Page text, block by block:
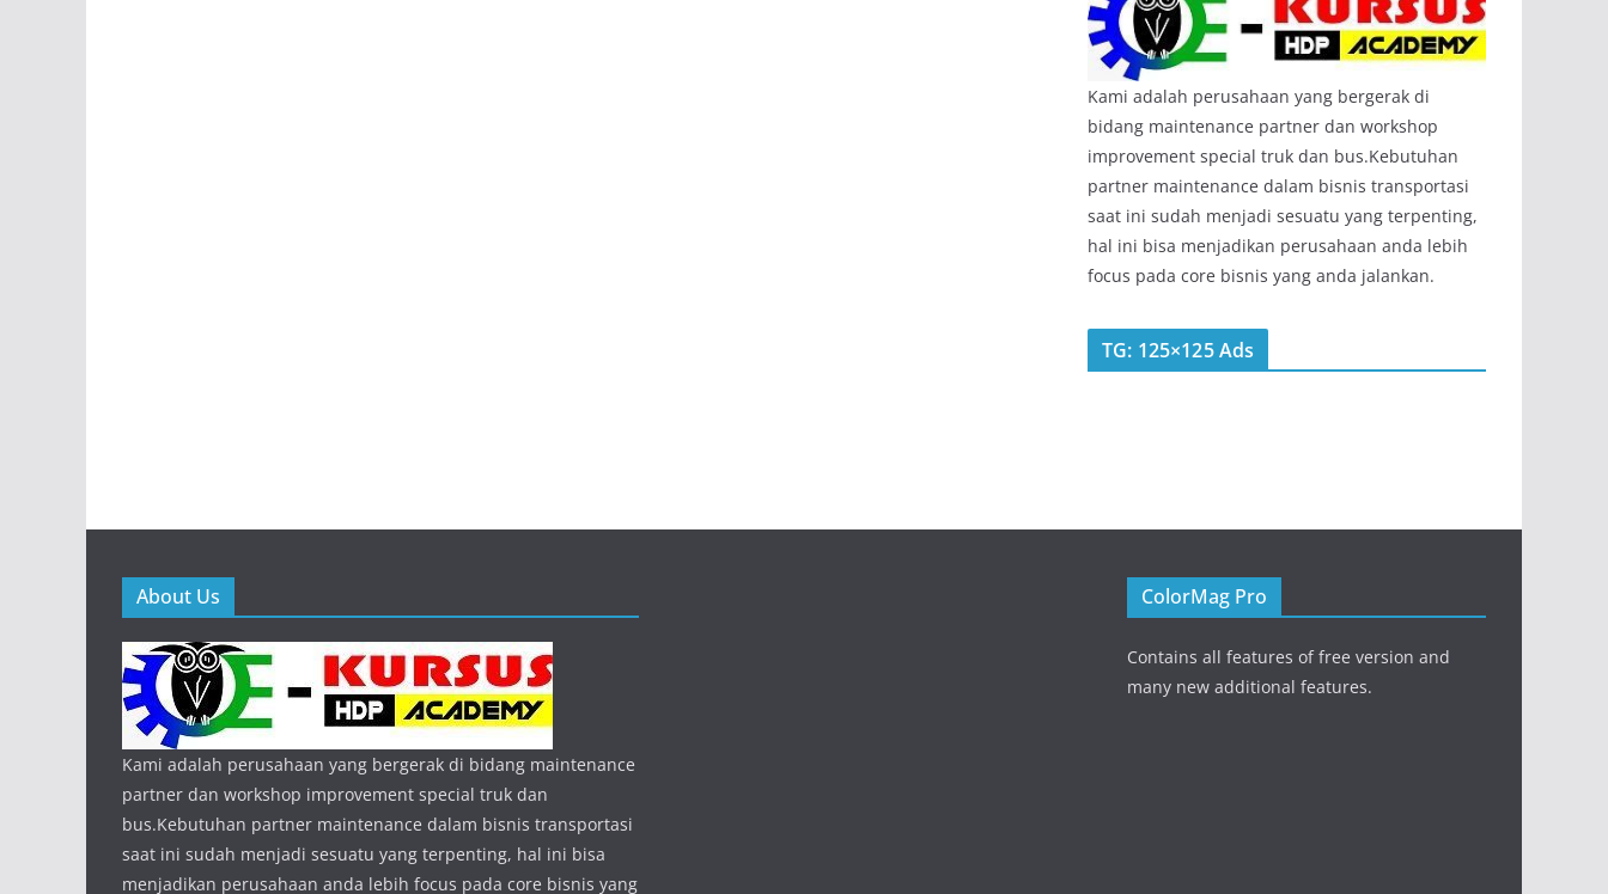
Kami adalah perusahaan yang bergerak di
bidang maintenance partner dan workshop
improvement special truk dan bus.Kebutuhan
partner maintenance dalam bisnis transportasi
saat ini sudah menjadi sesuatu yang terpenting,
hal ini bisa menjadikan perusahaan anda lebih
focus pada core bisnis yang anda jalankan.
TG: 125×125 Ads
About Us
Kami adalah perusahaan yang bergerak di bidang maintenance
partner dan workshop improvement special truk dan
bus.Kebutuhan partner maintenance dalam bisnis transportasi
saat ini sudah menjadi sesuatu yang terpenting, hal ini bisa
menjadikan perusahaan anda lebih focus pada core bisnis yang
ColorMag Pro
Contains all features of free version and
many new additional features.